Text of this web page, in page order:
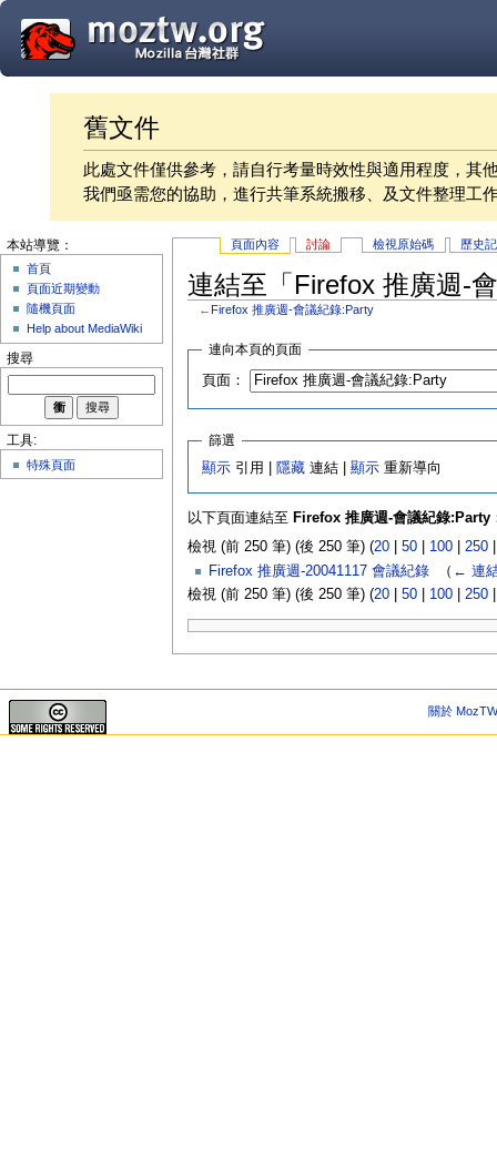
舊文件
此處文件僅供參考，請自行考量時效性與適用程度，其
我們亟需您的協助，進行共筆系統搬移、及文件整理工
頁面內容 討論 檢視原始碼 歷史
連結至「Firefox 推廣週-
← Firefox 推廣週-會議紀錄:Party
連向本頁的頁面
頁面：
篩選
顯示 引用 | 隱藏 連結 |顯示 重新導向
以下頁面連結至 Firefox 推廣週-會議紀錄:Party
檢視 (前 250 筆) (後 250 筆) (20| 50| 100| 250
Firefox 推廣週-20041117 會議紀錄‎ （ ← 連
檢視 (前 250 筆) (後 250 筆) (20| 50| 100| 250
本站導覽：
首頁
頁面近期變動
隨機頁面
Help about MediaWiki
搜尋
工具:
特殊頁面
關於